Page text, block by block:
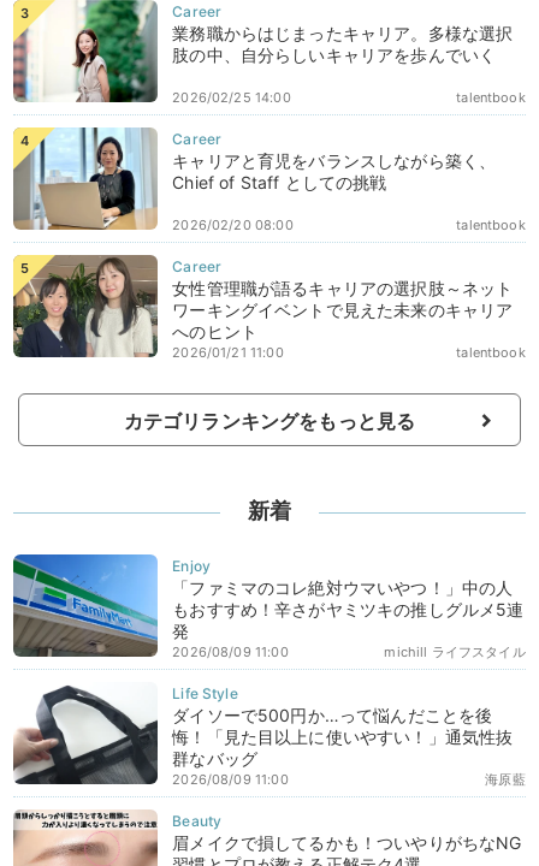
業務職からはじまったキャリア。多様な選択
肢の中、自分らしいキャリアを歩んでいく
talentbook
2026/02/25 14:00
キャリアと育児をバランスしながら築く、
Chief of Staff としての挑戦
talentbook
2026/02/20 08:00
女性管理職が語るキャリアの選択肢～ネット
ワーキングイベントで見えた未来のキャリア
へのヒント
talentbook
2026/01/21 11:00
カテゴリランキングをもっと見る
新着
「ファミマのコレ絶対ウマいやつ！」中の人
もおすすめ！辛さがヤミツキの推しグルメ5連
発
michill ライフスタイル
2026/08/09 11:00
ダイソーで500円か…って悩んだことを後
悔！「見た目以上に使いやすい！」通気性抜
群なバッグ
海原藍
2026/08/09 11:00
眉メイクで損してるかも！ついやりがちなNG